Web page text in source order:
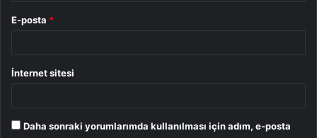
E-posta *
İnternet sitesi
Daha sonraki yorumlarımda kullanılması için adım, e-posta